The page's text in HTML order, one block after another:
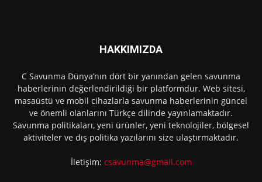
HAKKIMIZDA
C Savunma Dünya’nın dört bir yanından gelen savunma
haberlerinin değerlendirildiği bir platformdur. Web sitesi,
masaüstü ve mobil cihazlarla savunma haberlerinin güncel
ve önemli olanlarını Türkçe dilinde yayınlamaktadır.
Savunma politikaları, yeni ürünler, yeni teknolojiler, bölgesel
aktiviteler ve dış politika yazılarını size ulaştırmaktadır.
İletişim: csavunma@gmail.com